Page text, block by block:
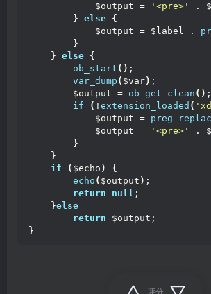
            $output =
'<pre>' .
} else {
            $output = $label .
}
} else {
ob_start () ;
var_dump ( $var) ;
        $output =
ob_get_clean () ;
if
( ! extension_loaded (
            $output =
            $output =
'<pre>' .
}
}
if
( $echo )
{
echo ( $output ) ;
return
null ;
}else
return $output;
}
评分